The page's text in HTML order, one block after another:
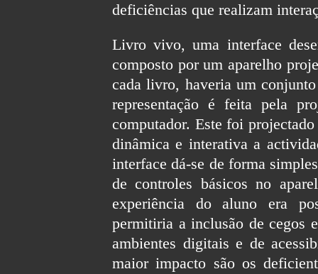
deficiências que realizam
Livro vivo, uma interface
composto por um aparelho
cada livro, haveria um
representação é feita pela
computador. Este foi
dinâmica e interativa a
interface dá-se de forma
de controles básicos no
experiência do aluno era
permitiria a inclusão de cegos
ambientes digitais e de
maior impacto são os